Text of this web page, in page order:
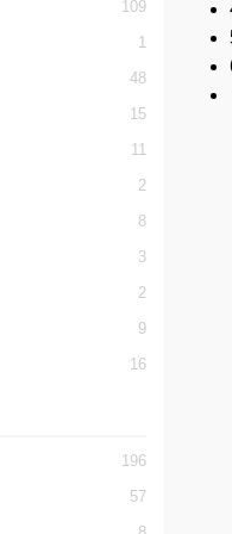
109
1
48
15
11
2
8
3
2
9
16
196
57